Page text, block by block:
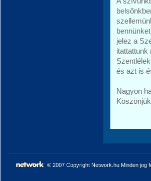
jelez a
és azt is
Nagyon
© 2007 Copyright Network.hu Minden jog